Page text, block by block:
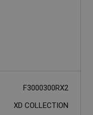
F3000300RX2
XD COLLECTION